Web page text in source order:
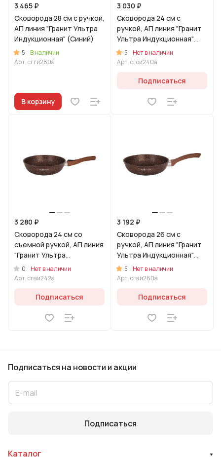
3 465 ₽
Сковорода 28 см с ручкой,
АП линия "Гранит Ультра
Индукционная" (Синий)
5
В наличии
Арт.сгги280а
В корзину
3 030 ₽
Сковорода 24 см с
ручкой, АП линия "Гранит
Ультра Индукционная"
(Оригинальный)
5
Нет в наличии
Арт.сгои240а
Подписаться
3 280 ₽
Сковорода 24 см со
съемной ручкой, АП линия
"Гранит Ультра
Индукционная" (Красный)
0
Нет в наличии
Арт.сгаи242а
Подписаться
3 192 ₽
Сковорода 26 см с
ручкой, АП линия "Гранит
Ультра Индукционная"
(Красный)
5
Нет в наличии
Арт.сгаи260а
Подписаться
Подписаться на новости и акции
Подписаться
Каталог